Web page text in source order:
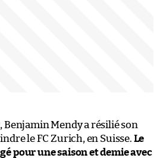
Benjamin Mendy a résilié son
le FC Zurich, en Suisse. Le
pour une saison et demie avec